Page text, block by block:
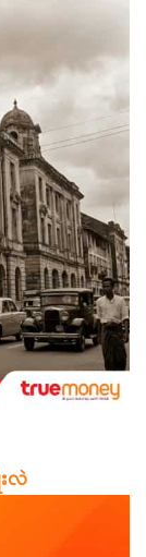
လဲ